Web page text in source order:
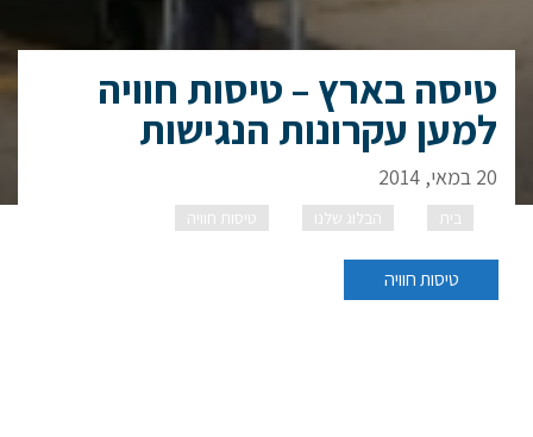
טיסה בארץ – טיסות חוויה
למען עקרונות הנגישות
20 במאי, 2014
בית הבלוג שלנו טיסות חוויה
טיסות חוויה